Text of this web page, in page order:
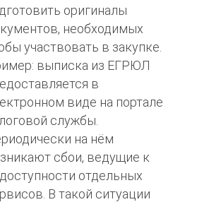
оригиналы
необходимых
участвовать в закупке.
выписка из ЕГРЮЛ
в
виде на портале
службы.
на нём
сбои, ведущие к
отдельных
В такой ситуации